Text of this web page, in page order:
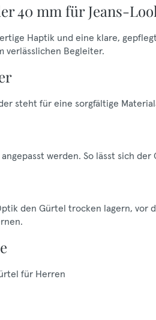
40 mm für Jeans-
Haptik und eine klare,
verlässlichen Begleiter.
steht für eine sorgfältige
werden. So lässt sich
den Gürtel trocken lagern, vor
für Herren